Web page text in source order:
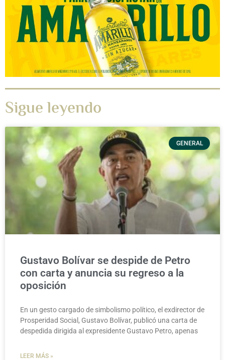
Sigue leyendo
GENERAL
Gustavo Bolívar se despide de Petro
con carta y anuncia su regreso a la
oposición
En un gesto cargado de simbolismo político, el exdirector de
Prosperidad Social, Gustavo Bolívar, publicó una carta de
despedida dirigida al expresidente Gustavo Petro, apenas
LEER MÁS »